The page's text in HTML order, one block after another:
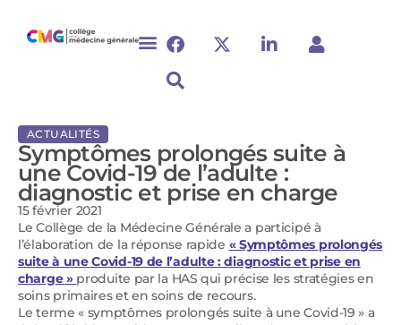
ACTUALITÉS
Symptômes prolongés suite à
une Covid-19 de l’adulte :
diagnostic et prise en charge
15 février 2021
Le Collège de la Médecine Générale a participé à
l’élaboration de la réponse rapide « Symptômes prolongés
suite à une Covid-19 de l’adulte : diagnostic et prise en
charge » produite par la HAS qui précise les stratégies en
soins primaires et en soins de recours.
Le terme « symptômes prolongés suite à une Covid-19 » a